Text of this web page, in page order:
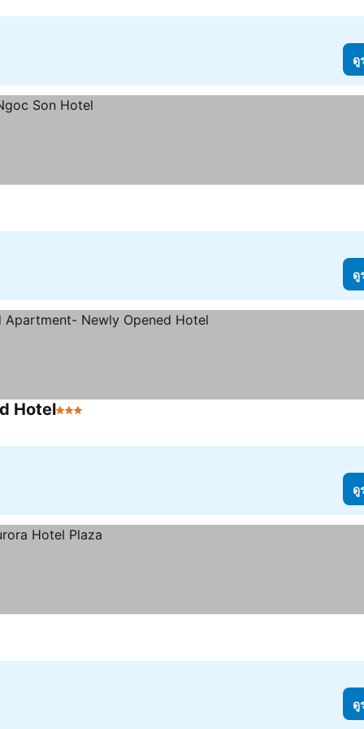
ดู
ดู
Hotel3 ดาว
ดู
ดู